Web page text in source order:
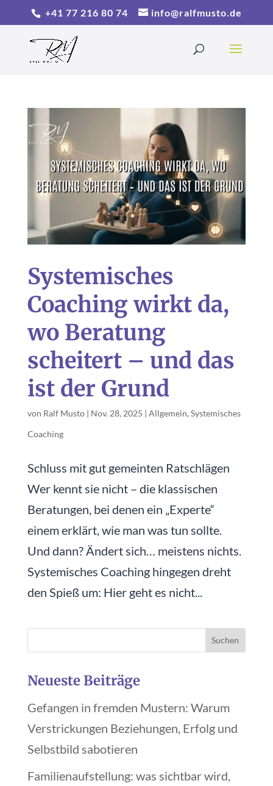
+41 77 216 80 74 info@ralfmusto.de
Systemisches
Coaching wirkt da,
wo Beratung
scheitert – und das
ist der Grund
von Ralf Musto| Nov. 28, 2025 | Allgemein, Systemisches
Coaching
Schluss mit gut gemeinten Ratschlägen
Wer kennt sie nicht – die klassischen
Beratungen, bei denen ein „Experte“
einem erklärt, wie man was tun sollte.
Und dann? Ändert sich… meistens nichts.
Systemisches Coaching hingegen dreht
den Spieß um: Hier geht es nicht...
Neueste Beiträge
Gefangen in fremden Mustern: Warum
Verstrickungen Beziehungen, Erfolg und
Selbstbild sabotieren
Familienaufstellung: was sichtbar wird,